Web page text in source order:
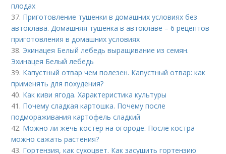
плодах
37. Приготовление тушенки в домашних условиях без
автоклава. Домашняя тушенка в автоклаве – 6 рецептов
приготовления в домашних условиях
38. Эхинацея Белый лебедь выращивание из семян.
Эхинацея Белый лебедь
39. Капустный отвар чем полезен. Капустный отвар: как
применять для похудения?
40. Как киви ягода. Характеристика культуры
41. Почему сладкая картошка. Почему после
подмораживания картофель сладкий
42. Можно ли жечь костер на огороде. После костра
можно сажать растения?
43. Гортензия, как сухоцвет. Как засушить гортензию